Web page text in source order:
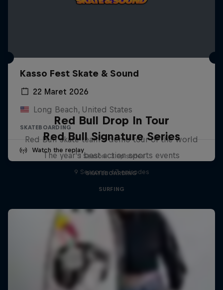
Kasso Fest Skate & Sound
22 Maret 2026
Long Beach, United States
SKATEBOARDING
Watch the replay
Red Bull Drop In Tour
Red Bull skate team's demo tour of the world
1 Season · 3 episodes
SKATEBOARDING
Red Bull Signature Series
The year's best action sports events
9 Seasons · 67 episodes
SURFING